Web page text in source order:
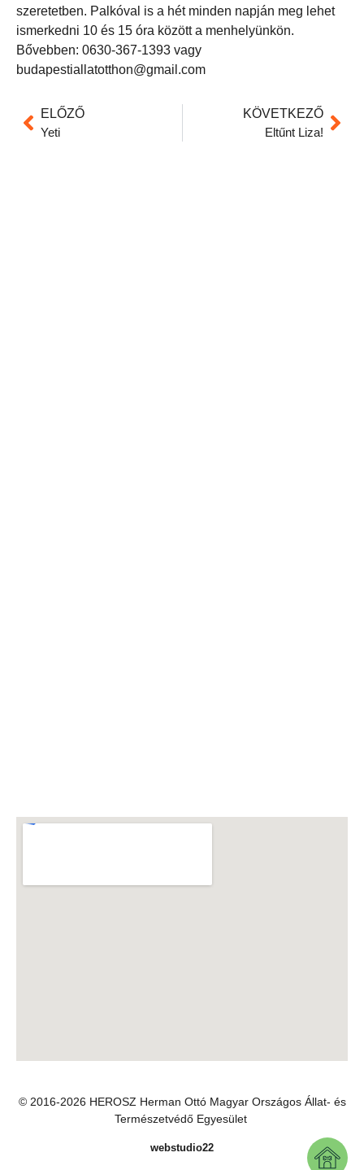
szeretetben. Palkóval is a hét minden napján meg lehet
ismerkedni 10 és 15 óra között a menhelyünkön.
Bővebben: 0630-367-1393 vagy
budapestiallatotthon@gmail.com
ELŐZŐ
Yeti
KÖVETKEZŐ
Eltűnt Liza!
© 2016-2026 HEROSZ Herman Ottó Magyar Országos Állat- és
Természetvédő Egyesület
webstudio22